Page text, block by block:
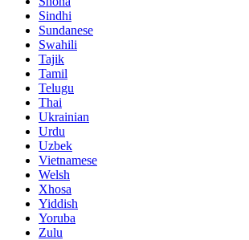
Sindhi
Sundanese
Swahili
Tajik
Tamil
Telugu
Thai
Ukrainian
Urdu
Uzbek
Vietnamese
Welsh
Xhosa
Yiddish
Yoruba
Zulu